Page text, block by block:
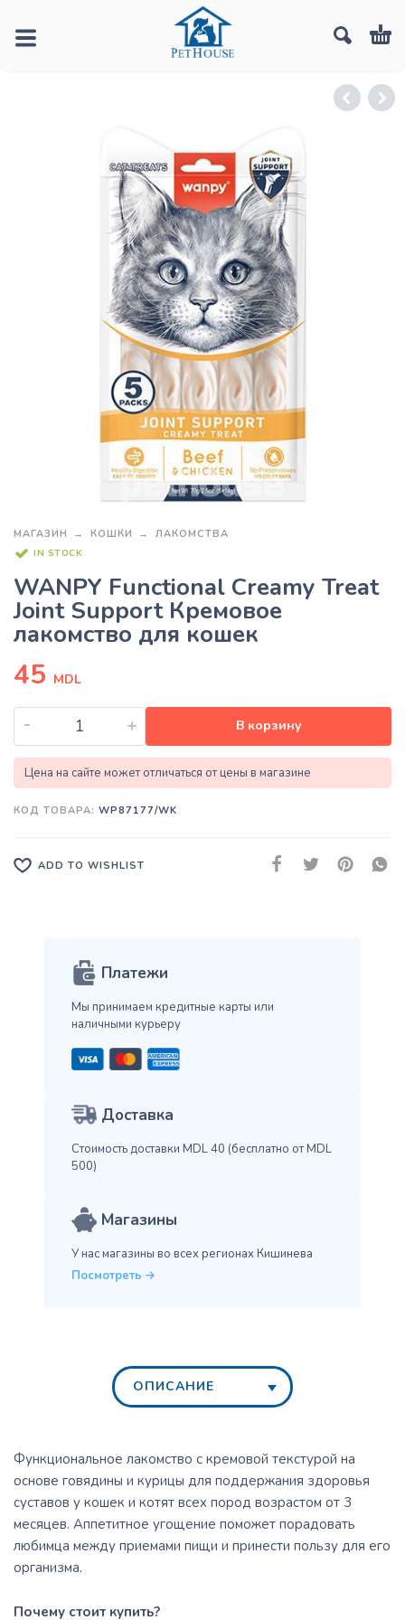
МАГАЗИН КОШКИ ЛАКОМСТВА
IN STOCK
WANPY Functional Creamy Treat
Joint Support Кремовое
лакомство для кошек
45 MDL
- + В корзину
Цена на сайте может отличаться от цены в магазине
КОД ТОВАРА: WP87177/WK
ADD TO WISHLIST
Платежи
Мы принимаем кредитные карты или
наличными курьеру
Доставка
Стоимость доставки MDL 40 (бесплатно от MDL
500)
Магазины
У нас магазины во всех регионах Кишинева
Посмотреть
ОПИСАНИЕ
Функциональное лакомство с кремовой текстурой на
основе говядины и курицы для поддержания здоровья
суставов у кошек и котят всех пород возрастом от 3
месяцев. Аппетитное угощение поможет порадовать
любимца между приемами пищи и принести пользу для его
организма.
Почему стоит купить?